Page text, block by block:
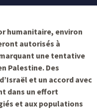
humanitaire, environ
autorisés à
une tentative
Palestine. Des
et un accord avec
dans un effort
et aux populations